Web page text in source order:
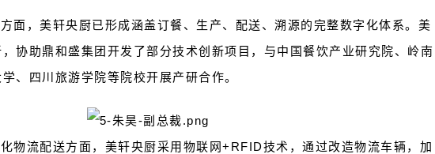
面，美轩央厨已形成涵盖订餐、生产、配送、溯源的完整数字化体系。美
协助鼎和盛集团开发了部分技术创新项目，与中国餐饮产业研究院、岭南
、四川旅游学院等院校开展产研合作。
物流配送方面，美轩央厨采用物联网+RFID技术，通过改造物流车辆，加